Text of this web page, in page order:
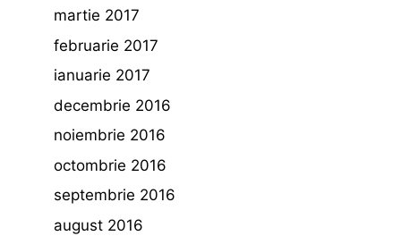
martie 2017
februarie 2017
ianuarie 2017
decembrie 2016
noiembrie 2016
octombrie 2016
septembrie 2016
august 2016